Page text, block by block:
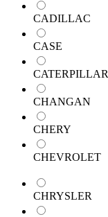
CADILLAC
CASE
CATERPILLAR
CHANGAN
CHERY
CHEVROLET
CHRYSLER